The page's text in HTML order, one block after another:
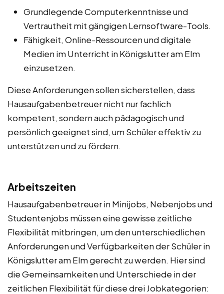
Grundlegende Computerkenntnisse und
Vertrautheit mit gängigen Lernsoftware-Tools.
Fähigkeit, Online-Ressourcen und digitale
Medien im Unterricht in Königslutter am Elm
einzusetzen.
Diese Anforderungen sollen sicherstellen, dass
Hausaufgabenbetreuer nicht nur fachlich
kompetent, sondern auch pädagogisch und
persönlich geeignet sind, um Schüler effektiv zu
unterstützen und zu fördern.
Arbeitszeiten
Hausaufgabenbetreuer in Minijobs, Nebenjobs und
Studentenjobs müssen eine gewisse zeitliche
Flexibilität mitbringen, um den unterschiedlichen
Anforderungen und Verfügbarkeiten der Schüler in
Königslutter am Elm gerecht zu werden. Hier sind
die Gemeinsamkeiten und Unterschiede in der
zeitlichen Flexibilität für diese drei Jobkategorien: